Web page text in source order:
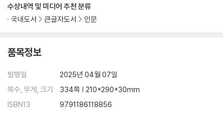
전화벨: 응답하라 2021 · 셰필드: 학위 다시 받기 · 중간 맵기의 꼬치: 관계
풀이 · 축 성탄: 의사표현의 문제 · 가면: 인사의 의미 · 소속: 세상 속으로 ·
꿈의 조언에 응답하는시간
닫는 꿈 : 바닷가 여행
수상내역 및 미디어 추천 분류
국내도서
큰글자도서 인문
품목정보
발행일
2025년 04월 07일
쪽수, 무게, 크기
334쪽 | 210*290*30mm
ISBN13
9791186118856